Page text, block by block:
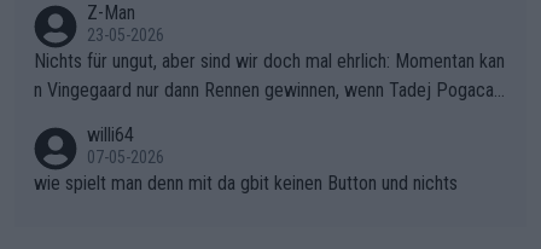
onkurrentin die "zweite Luft" schenkt, ist der Schaden am Ber
g kaum noch zu reparieren.Vor uns liegt nun das große Finale R
ichtung Nizza. Niewiadoma hat psychologisch Oberwasser, ab
er SD Worx und Vollering müssen jetzt All-In gehen. (gregman
n)
Z-Man
23-05-2026
Nichts für ungut, aber sind wir doch mal ehrlich: Momentan kan
n Vingegaard nur dann Rennen gewinnen, wenn Tadej Pogacar
willi64
07-05-2026
wie spielt man denn mit da gbit keinen Button und nichts